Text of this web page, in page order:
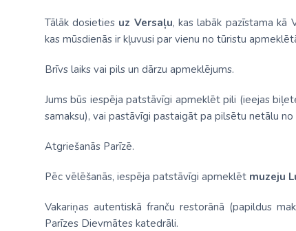
Tālāk dosieties uz Versaļu, kas labāk pazīstama kā
kas mūsdienās ir kļuvusi par vienu no tūristu
Brīvs laiks vai pils un dārzu apmeklējums.
Jums būs iespēja patstāvīgi apmeklēt pili (ieejas
samaksu), vai pastāvīgi pastaigāt pa pilsētu netālu no
Atgriešanās Parīzē.
Pēc vēlēšanās, iespēja patstāvīgi apmeklēt muzeju
Vakariņas autentiskā franču restorānā (papildus
Parīzes Dievmātes katedrāli.